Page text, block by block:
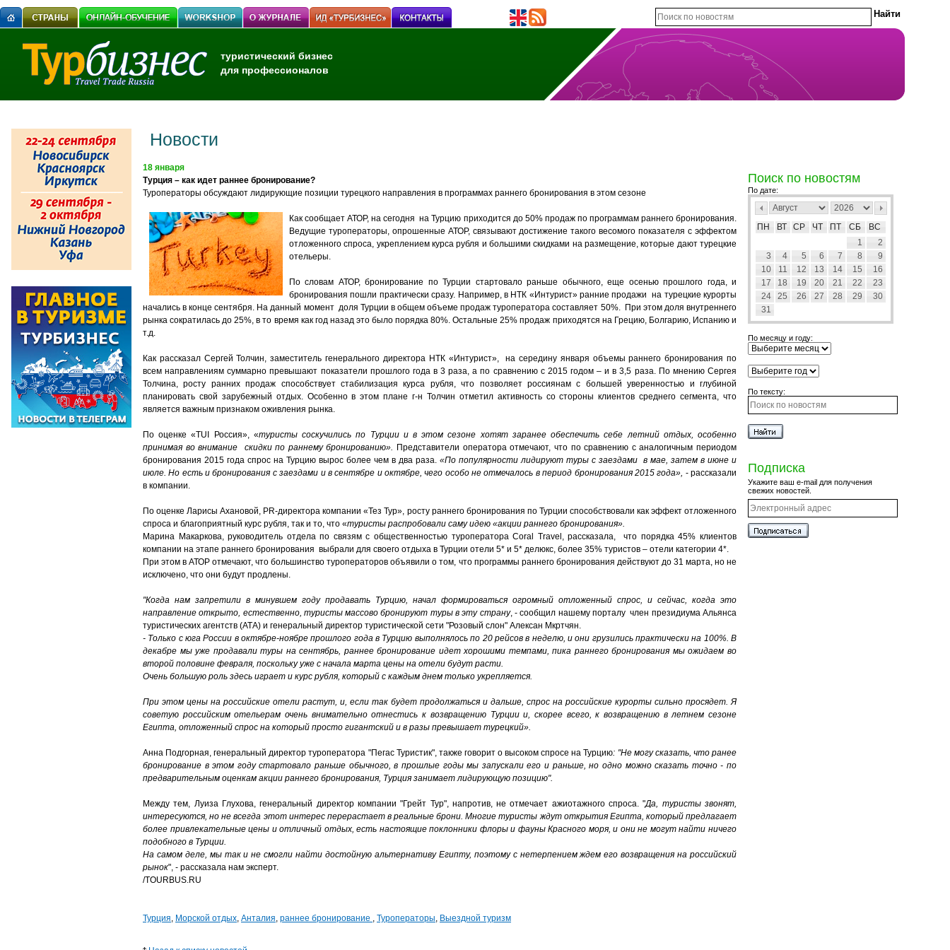
туристический бизнес
для профессионалов
Новости
18 января
Турция – как идет раннее бронирование?
Туроператоры обсуждают лидирующие позиции турецкого направления в программах раннего бронирования в этом сезоне
Как сообщает АТОР, на сегодня на Турцию приходится до 50% продаж по программам раннего бронирования.
Ведущие туроператоры, опрошенные АТОР, связывают достижение такого весомого показателя с эффектом
отложенного спроса, укреплением курса рубля и большими скидками на размещение, которые дают турецкие
отельеры.
По словам АТОР, бронирование по Турции стартовало раньше обычного, еще осенью прошлого года, и
бронирования пошли практически сразу. Например, в НТК «Интурист» ранние продажи на турецкие курорты
начались в конце сентября. На данный момент доля Турции в общем объеме продаж туроператора составляет 50%. При этом доля внутреннего
рынка сократилась до 25%, в то время как год назад это было порядка 80%. Остальные 25% продаж приходятся на Грецию, Болгарию, Испанию и
т.д.
Как рассказал Сергей Толчин, заместитель генерального директора НТК «Интурист», на середину января объемы раннего бронирования по
всем направлениям суммарно превышают показатели прошлого года в 3 раза, а по сравнению с 2015 годом – и в 3,5 раза. По мнению Сергея
Толчина, росту ранних продаж способствует стабилизация курса рубля, что позволяет россиянам с большей уверенностью и глубиной
планировать свой зарубежный отдых. Особенно в этом плане г-н Толчин отметил активность со стороны клиентов среднего сегмента, что
является важным признаком оживления рынка.
По оценке «TUI Россия», «туристы соскучились по Турции и в этом сезоне хотят заранее обеспечить себе летний отдых, особенно
принимая во внимание скидки по раннему бронированию». Представители оператора отмечают, что по сравнению с аналогичным периодом
бронирования 2015 года спрос на Турцию вырос более чем в два раза. «По популярности лидируют туры с заездами в мае, затем в июне и
июле. Но есть и бронирования с заездами и в сентябре и октябре, чего особо не отмечалось в период бронирования 2015 года», - рассказали
в компании.
По оценке Ларисы Ахановой, PR-директора компании «Тез Тур», росту раннего бронирования по Турции способствовали как эффект отложенного
спроса и благоприятный курс рубля, так и то, что «туристы распробовали саму идею «акции раннего бронирования».
Марина Макаркова, руководитель отдела по связям с общественностью туроператора Coral Travel, рассказала, что порядка 45% клиентов
компании на этапе раннего бронирования выбрали для своего отдыха в Турции отели 5* и 5* делюкс, более 35% туристов – отели категории 4*.
При этом в АТОР отмечают, что большинство туроператоров объявили о том, что программы раннего бронирования действуют до 31 марта, но не
исключено, что они будут продлены.
"Когда нам запретили в минувшем году продавать Турцию, начал формироваться огромный отложенный спрос, и сейчас, когда это
направление открыто, естественно, туристы массово бронируют туры в эту страну, - сообщил нашему порталу член президиума Альянса
туристических агентств (АТА) и генеральный директор туристической сети "Розовый слон" Алексан Мкртчян.
- Только с юга России в октябре-ноябре прошлого года в Турцию выполнялось по 20 рейсов в неделю, и они грузились практически на 100%. В
декабре мы уже продавали туры на сентябрь, раннее бронирование идет хорошими темпами, пика раннего бронирования мы ожидаем во
второй половине февраля, поскольку уже с начала марта цены на отели будут расти.
Очень большую роль здесь играет и курс рубля, который с каждым днем только укрепляется.
При этом цены на российские отели растут, и, если так будет продолжаться и дальше, спрос на российские курорты сильно просядет. Я
советую российским отельерам очень внимательно отнестись к возвращению Турции и, скорее всего, к возвращению в летнем сезоне
Египта, отложенный спрос на который просто гигантский и в разы превышает турецкий».
Анна Подгорная, генеральный директор туроператора "Пегас Туристик", также говорит о высоком спросе на Турцию: "Не могу сказать, что ранее
бронирование в этом году стартовало раньше обычного, в прошлые годы мы запускали его и раньше, но одно можно сказать точно - по
предварительным оценкам акции раннего бронирования, Турция занимает лидирующую позицию".
Между тем, Луиза Глухова, генеральный директор компании "Грейт Тур", напротив, не отмечает ажиотажного спроса. "Да, туристы звонят,
интересуются, но не всегда этот интерес перерастает в реальные брони. Многие туристы ждут открытия Египта, который предлагает
более привлекательные цены и отличный отдых, есть настоящие поклонники флоры и фауны Красного моря, и они не могут найти ничего
подобного в Турции.
На самом деле, мы так и не смогли найти достойную альтернативу Египту, поэтому с нетерпением ждем его возвращения на российский
рынок", - рассказала нам эксперт.
/TOURBUS.RU
Турция, Морской отдых, Анталия, раннее бронирование , Туроператоры, Выездной туризм
Поиск по новостям
По дате:
ПН ВТ СР ЧТ ПТ СБ
ВС
1
2
3
4 5 6 7 8
9
10
11 12 13 14 15
16
17
18 19 20 21 22
23
24
25 26 27 28 29
30
31
По месяцу и году:
По тексту:
Подписка
Укажите ваш e-mail для получения
свежих новостей.